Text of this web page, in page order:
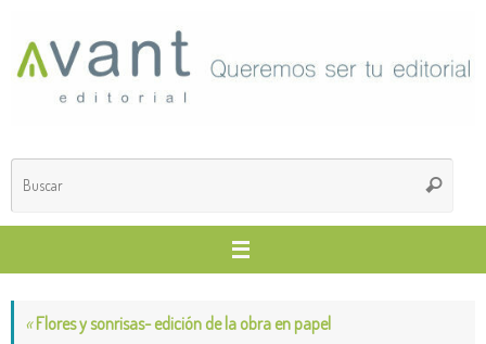
contenido
Buscar
«Flores y sonrisas- edición de la obra en papel